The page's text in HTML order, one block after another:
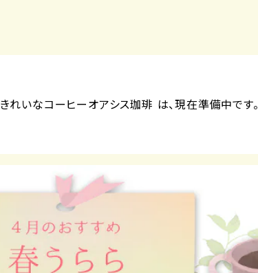
きれいなコーヒーオアシス珈琲 は、現在準備中です。